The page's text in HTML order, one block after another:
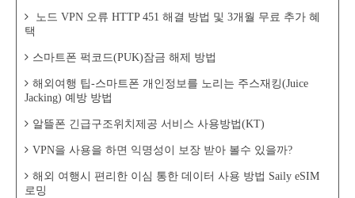
노드 VPN 오류 HTTP 451 해결 방법 및 3개월 무료 추가 혜
택
스마트폰 퍽코드(PUK)잠금 해제 방법
해외여행 팁-스마트폰 개인정보를 노리는 주스재킹(Juice
Jacking) 예방 방법
알뜰폰 긴급구조위치제공 서비스 사용방법(KT)
VPN을 사용을 하면 익명성이 보장 받아 볼수 있을까?
해외 여행시 편리한 이심 통한 데이터 사용 방법 Saily eSIM
로밍